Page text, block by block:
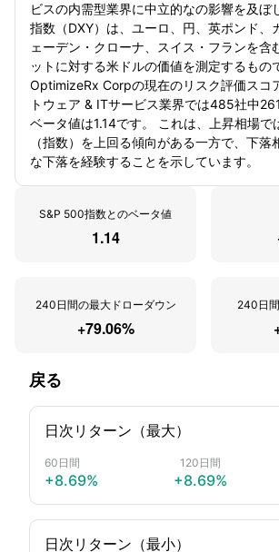
ビスの内需型業界に中立的なの影響を及ぼ
指数（DXY）は、ユーロ、円、英ポンド、
ェーデン・クローナ、スイス・フランを含
ットに対する米ドルの価値を測定するもの
OptimizeRx Corpの現在のリスク評価スコ
トウェア & ITサービス業界では485社中
ベータ値は1.14です。 これは、上昇相場で
（指数）を上回る傾向がある一方で、下落
な下落を経験することを示しています。
S&P 500指数とのベータ値
1.14
240日間の最大ドローダウン
+79.06%
240日
戻る
日次リターン（最大）
60日間
+8.69%
120日間
+8.69%
日次リターン（最小）